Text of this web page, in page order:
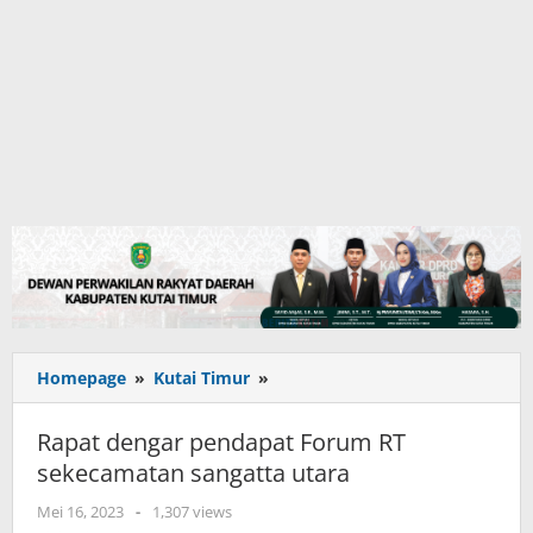
Homepage » Kutai Timur »
dengar
Forum
RT
Rapat dengar pendapat Forum RT
sekecamatan sangatta utara
Mei 16, 2023 oleh
-
1,307 views